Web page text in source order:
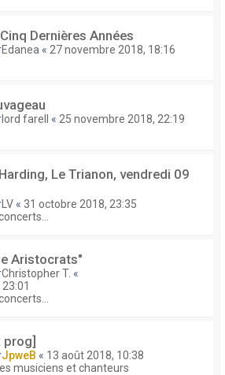
Dernières Années
Edanea « 27 novembre 2018, 18:16
lord farell « 25 novembre 2018, 22:19
Le Trianon, vendredi 09
LV « 31 octobre 2018, 23:35
Aristocrats"
Christopher T. «
prog]
JpweB « 13 août 2018, 10:38
musiciens et chanteurs